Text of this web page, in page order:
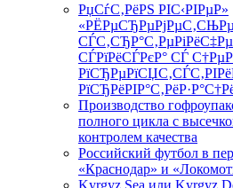
РџСѓС‚РёРЅ РІС‹РІРµР»
СЃРїРёСЃРєР° СЃ
Производство
полного цикла с
контролем качества
Российский футбол в
«Краснодар» и
Kyrgyz Sea или Kyrgyz